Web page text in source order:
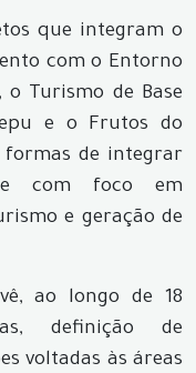
que integram o
com o Entorno
Turismo de Base
e o Frutos do
formas de integrar
com foco em
e geração de
ao longo de 18
definição de
voltadas às áreas